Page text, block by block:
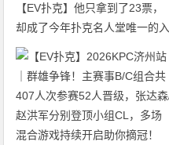
【EV扑克】他只拿到了23票，
却成了今年扑克名人堂唯一的入
选者